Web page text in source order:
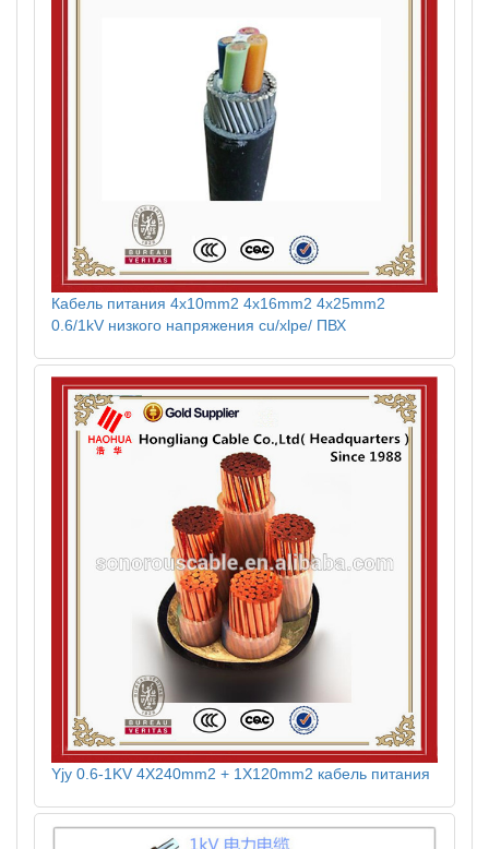
Кабель питания 4x10mm2 4x16mm2 4x25mm2
0.6/1kV низкого напряжения cu/xlpe/ ПВХ
Yjy 0.6-1KV 4X240mm2 + 1X120mm2 кабель питания